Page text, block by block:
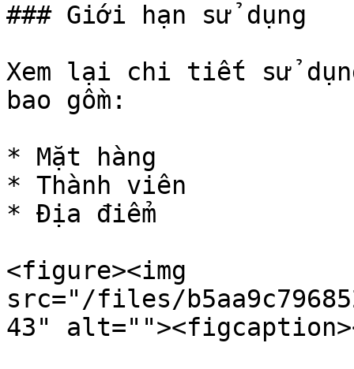
### Giới hạn sử dụng
Xem lại chi tiết sử
bao gồm:
* Mặt hàng
* Thành viên
* Địa điểm
<figure><img
src="/files/
43"